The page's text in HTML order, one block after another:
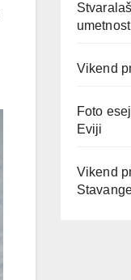
Vikend
Foto
Eviji
Vikend